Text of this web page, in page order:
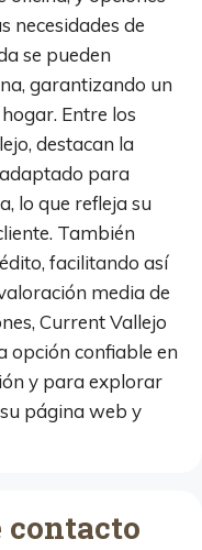
necesidades de
se pueden
garantizando un
Entre los
destacan la
para
lo que refleja su
También
facilitando así
media de
Current Vallejo
opción confiable en
y para explorar
página web y